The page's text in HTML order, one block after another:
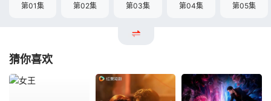
第01集 第02集 第03集 第04集 第05集
猜你喜欢